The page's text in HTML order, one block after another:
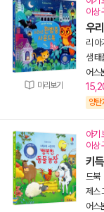
미리보기
이상
우
리 아
샘 태
어스
양탄
아기
이상
키
드북
제스
어스